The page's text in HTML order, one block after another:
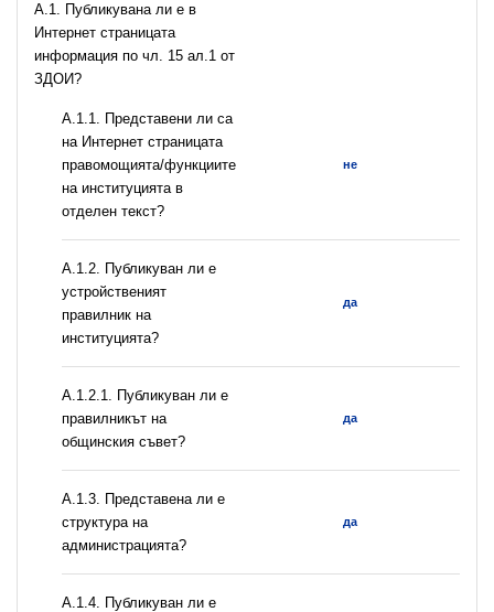
A.1. Публикувана ли е в
Интернет страницата
информация по чл. 15 ал.1 от
ЗДОИ?
А.1.1. Представени ли са
на Интернет страницата
правомощията/функциите
на институцията в
отделен текст?
не
А.1.2. Публикуван ли е
устройственият
правилник на
институцията?
да
А.1.2.1. Публикуван ли е
правилникът на
общинския съвет?
да
A.1.3. Представена ли е
структура на
администрацията?
да
А.1.4. Публикуван ли е